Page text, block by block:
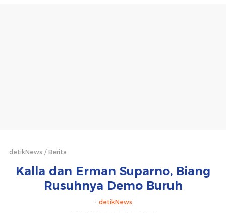
detikNews Berita
Kalla dan Erman Suparno, Biang
Rusuhnya Demo Buruh
- detikNews